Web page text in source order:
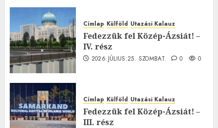
Címlap Külföld Utazási Kalauz
Fedezzük fel Közép-Ázsiát! –
IV. rész
2026.JÚLIUS.25. SZOMBAT. 0 0
Címlap Külföld Utazási Kalauz
Fedezzük fel Közép-Ázsiát! –
III. rész